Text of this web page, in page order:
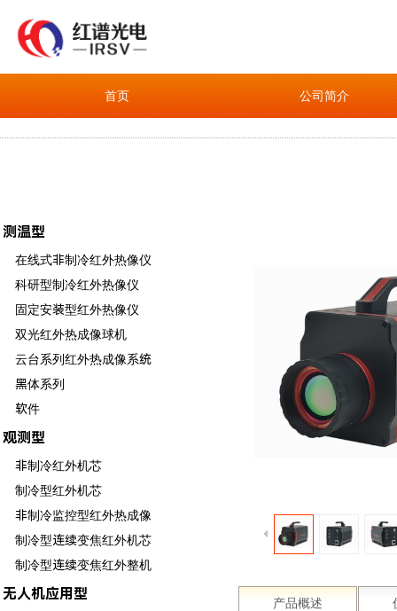
首页 公司简介
测温型
在线式非制冷红外热像仪
科研型制冷红外热像仪
固定安装型红外热像仪
双光红外热成像球机
云台系列红外热成像系统
黑体系列
软件
观测型
非制冷红外机芯
制冷型红外机芯
非制冷监控型红外热成像
制冷型连续变焦红外机芯
制冷型连续变焦红外整机
无人机应用型
产品概述